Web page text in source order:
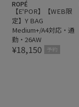
ROPÉ
【E'POR】【WEB限
定】Y BAG
Medium+/A4対応・通
勤・26AW
¥18,150 予約